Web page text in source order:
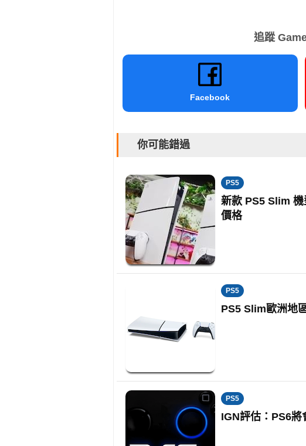
追蹤
Facebook
你可能錯過
PS5
新款 PS5 Slim
價格
PS5
PS5 Slim歐洲地
PS5
IGN評估：PS6